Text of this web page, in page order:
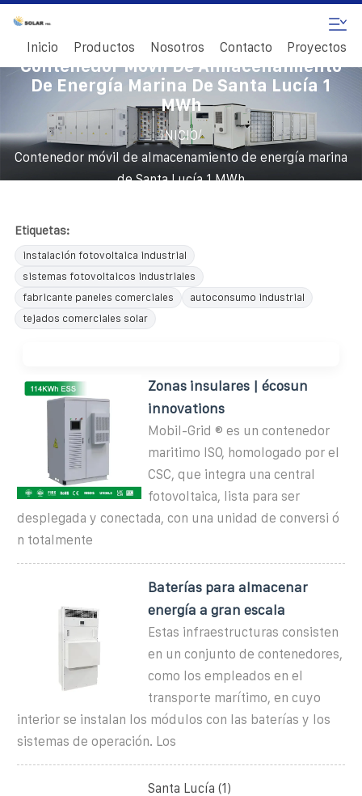
Inicio Productos Nosotros Contacto Proyectos
Contenedor Móvil De Almacenamiento
De Energía Marina De Santa Lucía 1
MWh
INICIO/
Contenedor móvil de almacenamiento de energía marina
de Santa Lucía 1 MWh
Etiquetas:
instalación fotovoltaica industrial
sistemas fotovoltaicos industriales
fabricante paneles comerciales
autoconsumo industrial
tejados comerciales solar
Zonas insulares | écosun
innovations
Mobil-Grid ® es un contenedor
maritimo ISO, homologado por el
CSC, que integra una central
fotovoltaica, lista para ser
desplegada y conectada, con una unidad de conversi ó
n totalmente
Baterías para almacenar
energía a gran escala
Estas infraestructuras consisten
en un conjunto de contenedores,
como los empleados en el
transporte marítimo, en cuyo
interior se instalan los módulos con las baterías y los
sistemas de operación. Los
Santa Lucía (1)